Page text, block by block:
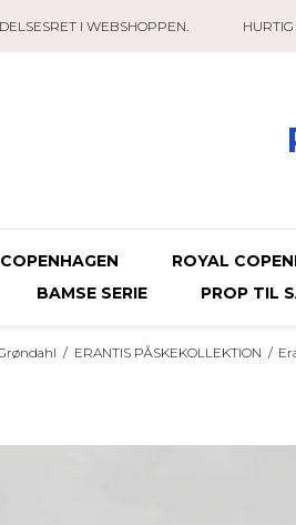
I WEBSHOPPEN.
ROYAL
BAMSE SERIE PROP TIL
/ ERANTIS PÅSKEKOLLEKTION /